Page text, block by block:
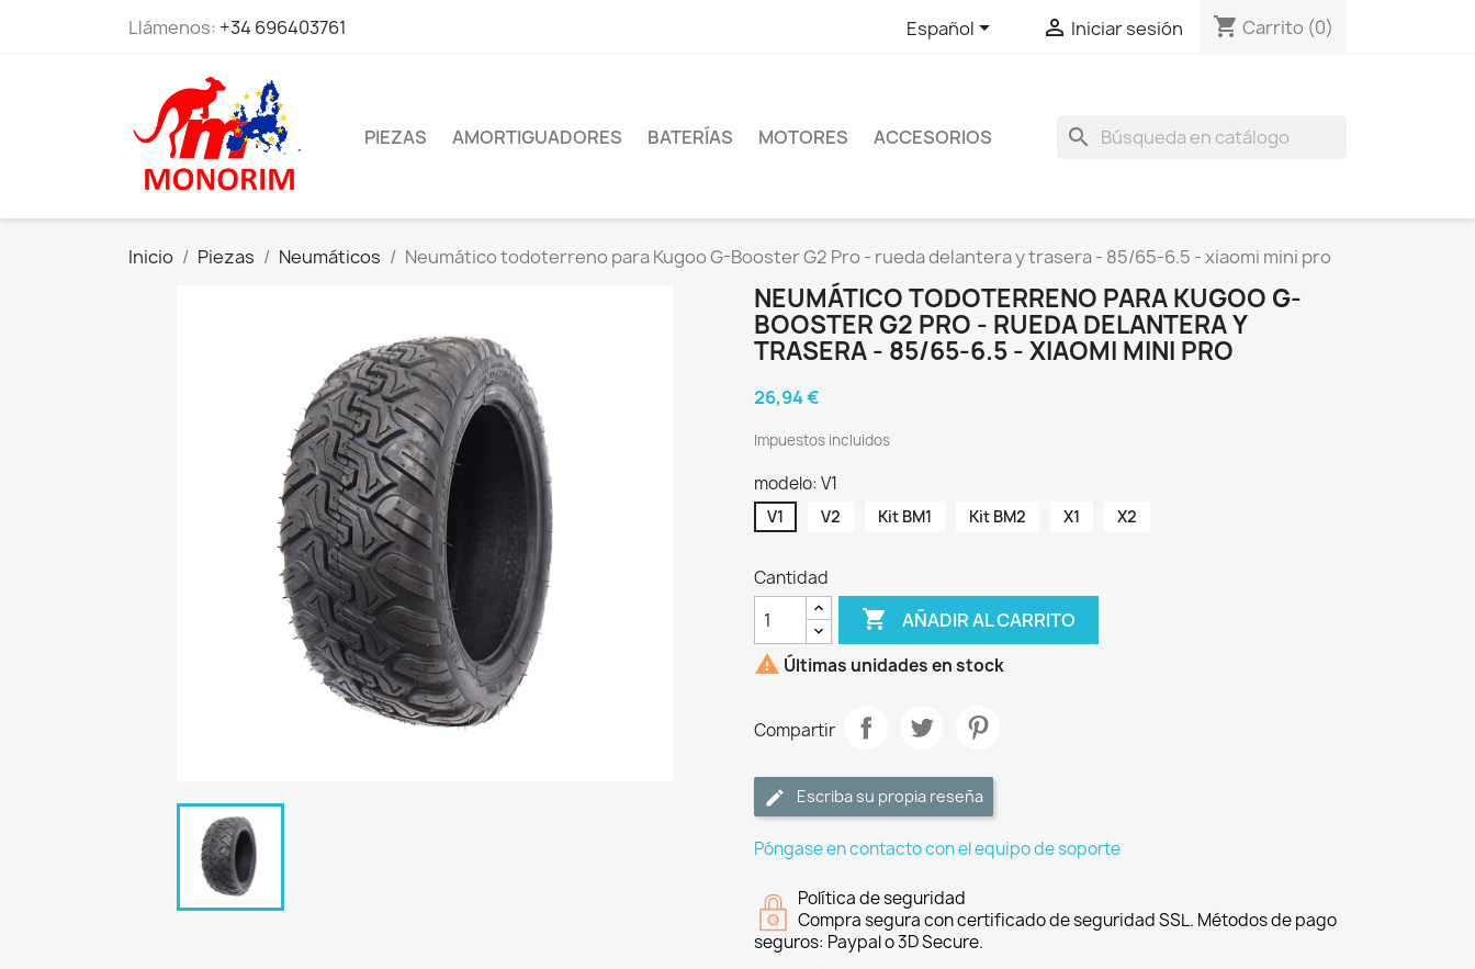
Llámenos: +34 696403761 Español  Iniciar sesión shopping_cart Carrito (0)
PIEZAS AMORTIGUADORES BATERÍAS MOTORES ACCESORIOS search
Inicio Piezas Neumáticos Neumático todoterreno para Kugoo G-Booster G2 Pro - rueda delantera y trasera - 85/65-6.5 - xiaomi mini pro
NEUMÁTICO TODOTERRENO PARA KUGOO G-
BOOSTER G2 PRO - RUEDA DELANTERA Y
TRASERA - 85/65-6.5 - XIAOMI MINI PRO
26,94 €
Impuestos incluidos
modelo: V1
V1 V2 Kit BM1 Kit BM2 X1 X2
Cantidad
 AÑADIR AL CARRITO
 Últimas unidades en stock
Compartir
Escriba su propia reseña
Póngase en contacto con el equipo de soporte
Política de seguridad
Compra segura con certificado de seguridad SSL. Métodos de pago
seguros: Paypal o 3D Secure.